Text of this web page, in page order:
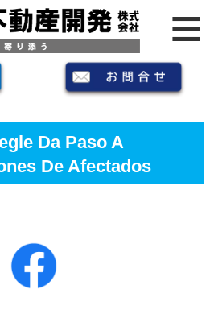
Da Paso A
De Afectados
En El Sitio